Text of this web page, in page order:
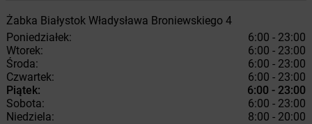
Żabka Białystok Władysława Broniewskiego 4
Poniedziałek:
6:00 - 23:00
Wtorek:
6:00 - 23:00
Środa:
6:00 - 23:00
Czwartek:
6:00 - 23:00
Piątek:
6:00 - 23:00
Sobota:
6:00 - 23:00
Niedziela:
8:00 - 20:00